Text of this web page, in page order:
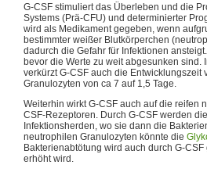
G-CSF stimuliert das Überleben und die
Systems (Prä-CFU) und determinierter
wird als Medikament gegeben, wenn
bestimmter weißer Blutkörperchen
dadurch die Gefahr für Infektionen
bevor die Werte zu weit abgesunken
verkürzt G-CSF auch die
Granulozyten von ca 7 auf 1,5 Tage.
Weiterhin wirkt G-CSF auch auf die reifen
CSF-Rezeptoren. Durch G-CSF werden
Infektionsherden, wo sie dann die
neutrophilen Granulozyten könnte die
Bakterienabtötung wird auch durch G-
erhöht wird.